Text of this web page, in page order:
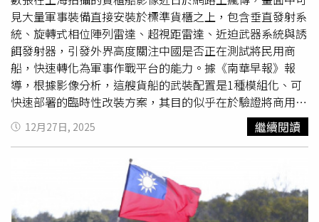
如「陸劍二」防空飛彈（Land Sword II）。文章補充，今
年的 漢光演習亦納入了城市作戰的相關演練。「威脅顯而易
見，」文章寫道，「這反映出1種戰略思路，目標是先穩定
戰場局勢，接著再逐步扭轉戰局，取得優勢。」該文還提
到，美國上個月批准了1項高達111億美元的對台軍售案，
創下歷史新高，內容包括海馬士與MGM-140陸軍戰術飛彈
系統（ATACMS）、Altius滯空彈藥、FGM-148標槍飛彈
（FGM-148 Javelin）與BGM-71拖式飛彈（BGM-71
TOW），以及戰術層級的網路作戰能力，將大幅強化台灣
的非對稱作戰能力。這項軍售激怒了北京，並促使解放軍在
去年12月底於台灣周邊舉行大規模實彈演習。對此，該文章
提出了1套多管齊下反制豪豬戰略的方案，指出解放軍可選
見大量軍事裝備直接安裝於標準貨櫃之上，包含垂直發射系
統、旋轉式相位陣列雷達、超視距雷達、近迫武器系統與誘
餌發射器，引發外界高度關注中國是否正在測試將民用商
船，快速轉化為軍事作戰平台的能力。據《南華早報》報
導，根據影像分析，這艘貨船的武裝配置是1種模組化、可
快速部署的臨時性改裝方案，其目的似乎在於驗證將商用貨
船，轉變為火力強大的水面作戰艦艇的可行性。雖然照片的
實際拍攝時間尚未獲得確認，但地點已被辨識為位於上海的
滬東中華造船廠（Hudong-Zhonghua Shipbuilding）船
塢，該處也是四川號076型兩棲攻擊艦（Sichuan Type 076
amphibious assault ship）的建造地點，而該艦很可能已於
本月完成第2次海試。其中1張照片顯示，這艘貨船停泊在四
12月27日, 2025 繼續閱讀